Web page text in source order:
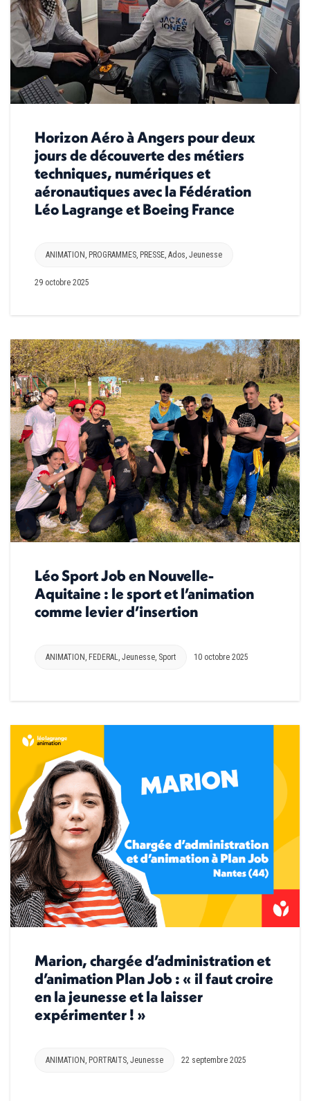
Horizon Aéro à Angers pour deux
jours de découverte des métiers
techniques, numériques et
aéronautiques avec la Fédération
Léo Lagrange et Boeing France
ANIMATION PROGRAMMES PRESSE Ados Jeunesse
29 octobre 2025
Léo Sport Job en Nouvelle-
Aquitaine : le sport et l’animation
comme levier d’insertion
ANIMATION FEDERAL Jeunesse Sport 10 octobre 2025
Marion, chargée d’administration et
d’animation Plan Job : « il faut croire
en la jeunesse et la laisser
expérimenter ! »
ANIMATION , PORTRAITS, Jeunesse 22 septembre 2025